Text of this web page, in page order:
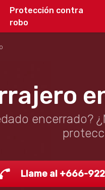
Protección contra
robo
encerrado?
Llame al +666-